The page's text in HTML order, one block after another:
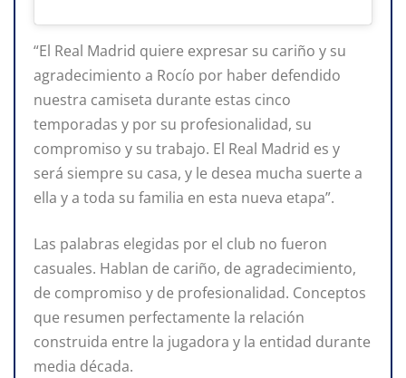
“El Real Madrid quiere expresar su cariño y su
agradecimiento a Rocío por haber defendido
nuestra camiseta durante estas cinco
temporadas y por su profesionalidad, su
compromiso y su trabajo. El Real Madrid es y
será siempre su casa, y le desea mucha suerte a
ella y a toda su familia en esta nueva etapa”.
Las palabras elegidas por el club no fueron
casuales. Hablan de cariño, de agradecimiento,
de compromiso y de profesionalidad. Conceptos
que resumen perfectamente la relación
construida entre la jugadora y la entidad durante
media década.